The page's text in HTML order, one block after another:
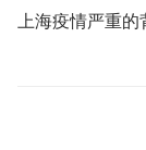
上海疫情严重